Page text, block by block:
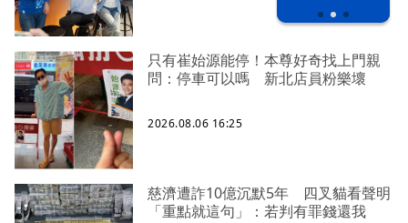
只有崔始源能停！本尊好奇找上門親
問：停車可以嗎 新北店員粉樂壞
2026.08.06 16:25
慈濟遭詐10億沉默5年 四叉貓看聲明
「重點就這句」：若判有罪錢還我